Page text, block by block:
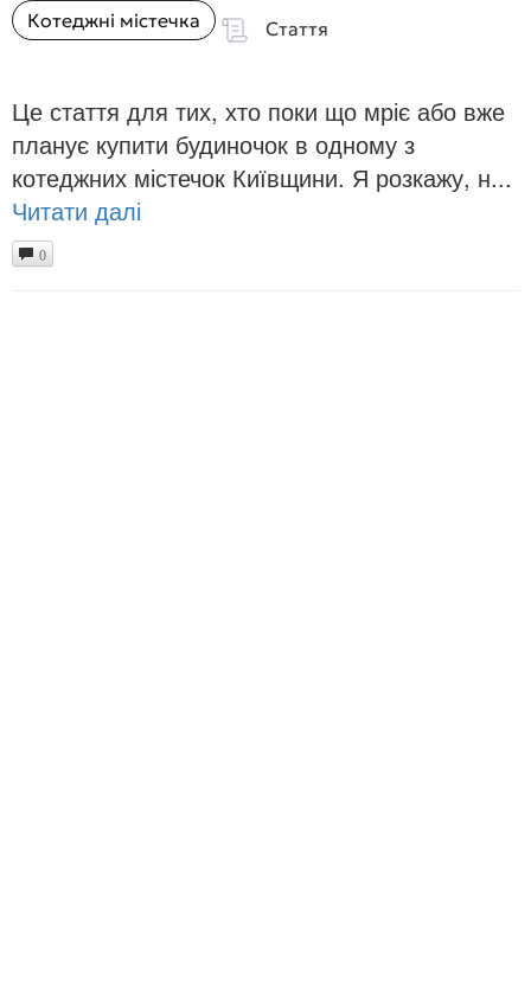
Котеджні містечка
Стаття
Це стаття для тих, хто поки що мріє або вже
планує купити будиночок в одному з
котеджних містечок Київщини. Я розкажу, н...
Читати далі
0